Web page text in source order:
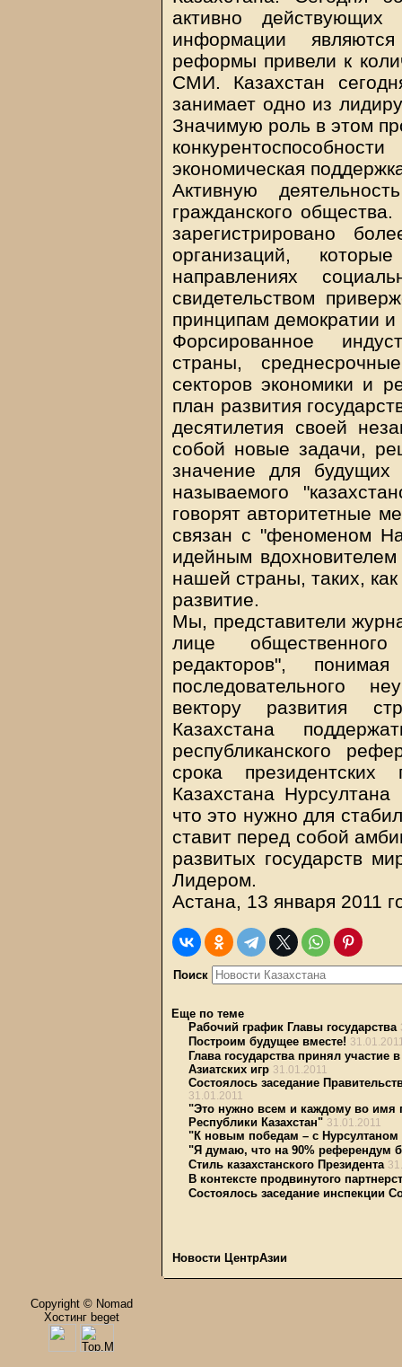
активно
информации
реформы привели к
СМИ. Казахстан
занимает одно из
Значимую роль в этом
экономическая
Активную
гражданского
зарегистрировано
организаций,
направлениях
свидетельством
принципам демократии и
Форсированное
страны,
секторов экономики и
план развития
десятилетия своей
собой новые задачи,
значение для
называемого
говорят авторитетные
связан с "феноменом
идейным
нашей страны, таких,
развитие.
Мы, представители
лице
редакторов",
последовательного
вектору развития
Казахстана
республиканского
срока президентских
Казахстана
что это нужно для
ставит перед собой
развитых государств
Лидером.
Астана, 13 января 2011
Поиск
Еще по теме
Рабочий график Главы государства
Построим будущее вместе!
Глава государства принял
Азиатских игр 31.01.2011
Состоялось заседание
31.01.2011
"Это нужно всем и каждому во имя
Республики Казахстан" 31.01.2011
"К новым победам – с
"Я думаю, что на 90% референдум
Стиль казахстанского Президента
В контексте продвинутого
Состоялось заседание инспекции
Новости ЦентрАзии
Copyright © Nomad
Хостинг beget